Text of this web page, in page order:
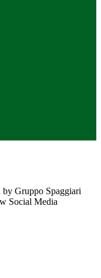
by Gruppo Spaggiari
Social Media